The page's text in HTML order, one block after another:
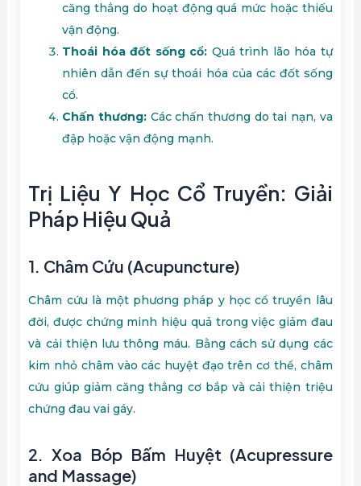
căng thẳng do hoạt động quá mức hoặc thiếu
vận động.
Thoái hóa đốt sống cổ: Quá trình lão hóa tự
nhiên dẫn đến sự thoái hóa của các đốt sống
cổ.
Chấn thương:Các chấn thương do tai nạn, va
đập hoặc vận động mạnh.
Trị Liệu Y Học Cổ Truyền: Giải
Pháp Hiệu Quả
1. Châm Cứu (Acupuncture)
Châm cứu là một phương pháp y học cổ truyền lâu
đời, được chứng minh hiệu quả trong việc giảm đau
và cải thiện lưu thông máu. Bằng cách sử dụng các
kim nhỏ châm vào các huyệt đạo trên cơ thể, châm
cứu giúp giảm căng thẳng cơ bắp và cải thiện triệu
chứng đau vai gáy.
2.Xoa Bóp Bấm Huyệt (Acupressure
and Massage)